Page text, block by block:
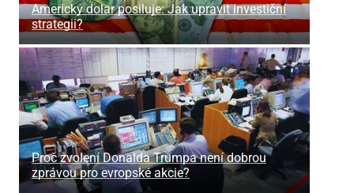
Americký dolar posiluje: Jak upravit investiční
strategii?
Proč zvolení Donalda Trumpa není dobrou
zprávou pro evropské akcie?